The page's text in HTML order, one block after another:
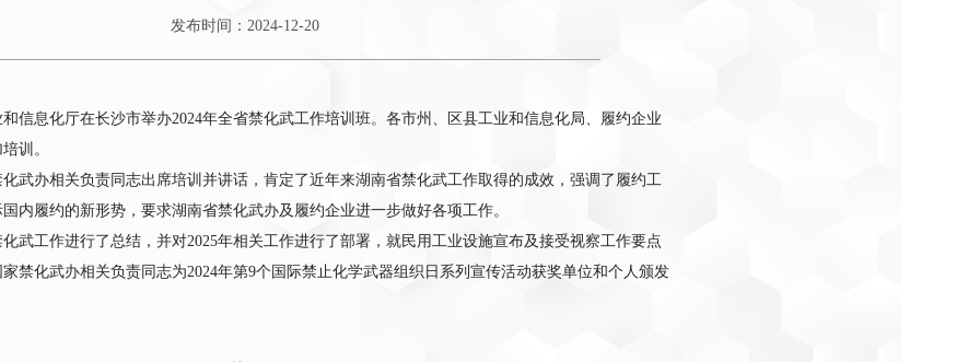
发布时间：2024-12-20
信息化厅在长沙市举办2024年全省禁化武工作培训班。各市州、区县工业和信息化局、履约企业
训。
武办相关负责同志出席培训并讲话，肯定了近年来湖南省禁化武工作取得的成效，强调了履约工
内履约的新形势，要求湖南省禁化武办及履约企业进一步做好各项工作。
武工作进行了总结，并对2025年相关工作进行了部署，就民用工业设施宣布及接受视察工作要点
禁化武办相关负责同志为2024年第9个国际禁止化学武器组织日系列宣传活动获奖单位和个人颁发